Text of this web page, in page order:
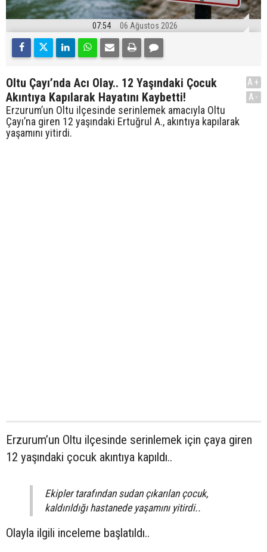
07:54 06 Ağustos 2026
Oltu Çayı’nda Acı Olay.. 12 Yaşındaki Çocuk
Akıntıya Kapılarak Hayatını Kaybetti!
Erzurum’un Oltu ilçesinde serinlemek amacıyla Oltu
Çayı’na giren 12 yaşındaki Ertuğrul A., akıntıya kapılarak
yaşamını yitirdi.
A+
A-
Erzurum’un Oltu ilçesinde serinlemek için çaya giren
12 yaşındaki çocuk akıntıya kapıldı..
Ekipler tarafından sudan çıkarılan çocuk,
kaldırıldığı hastanede yaşamını yitirdi..
Olayla ilgili inceleme başlatıldı..